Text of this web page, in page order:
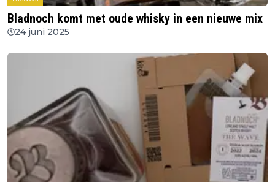
Bladnoch komt met oude whisky in een nieuwe mix
24 juni 2025